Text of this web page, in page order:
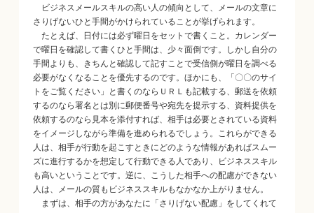
ビジネスメールスキルの高い人の傾向として、メールの文章に
さりげないひと手間がかけられていることが挙げられます。
たとえば、日付には必ず曜日をセットで書くこと。カレンダー
で曜日を確認して書くひと手間は、少々面倒です。しかし自分の
手間よりも、きちんと確認して記すことで受信側が曜日を調べる
必要がなくなることを優先するのです。ほかにも、「〇〇のサイ
トをご覧ください」と書くのならＵＲＬも記載する、郵送を依頼
するのなら署名とは別に郵便番号や宛先を提示する、資料提供を
依頼するのなら見本を添付すれば、相手は必要とされている資料
をイメージしながら準備を進められるでしょう。これらができる
人は、相手が行動を起こすときにどのような情報があればスムー
ズに進行するかを想定して行動できる人であり、ビジネススキル
も高いということです。逆に、こうした相手への配慮ができない
人は、メールの質もビジネススキルもなかなか上がりません。
まずは、相手の方があなたに「さりげない配慮」をしてくれて